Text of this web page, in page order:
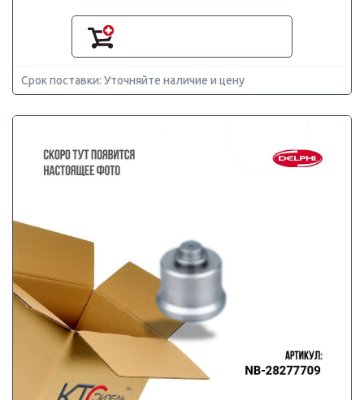
Срок поставки: Уточняйте наличие и цену